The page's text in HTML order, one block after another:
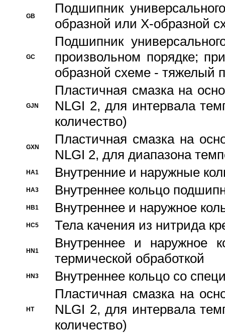
GB
Подшипник
образной или Х-образной
GC
Подшипник
произвольном порядке;
образной схеме - тяжелый
GJN
Пластичная смазка на
NLGI 2, для интервала
количество)
GXN
Пластичная смазка на
NLGI 2, для диапазона
HA1 Внутренние и наружные
HA3 Bнутреннее кольцо
HB1 Bнутреннее и наружное
HC5 Тела качения из нитрида
HN1
Bнутреннее и наружное
термической обработкой
HN3 Внутреннее кольцо со
HT
Пластичная смазка на
NLGI 2, для интервала
количество)